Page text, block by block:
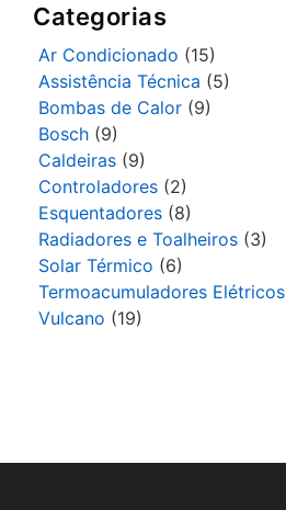
Categorias
Ar Condicionado (15)
Assistência Técnica (5)
Bombas de Calor (9)
Bosch (9)
Caldeiras (9)
Controladores (2)
Esquentadores (8)
Radiadores e Toalheiros (3)
Solar Térmico (6)
Termoacumuladores Elétricos
Vulcano (19)